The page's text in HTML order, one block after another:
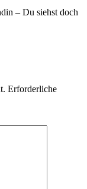
– Du siehst doch
Erforderliche